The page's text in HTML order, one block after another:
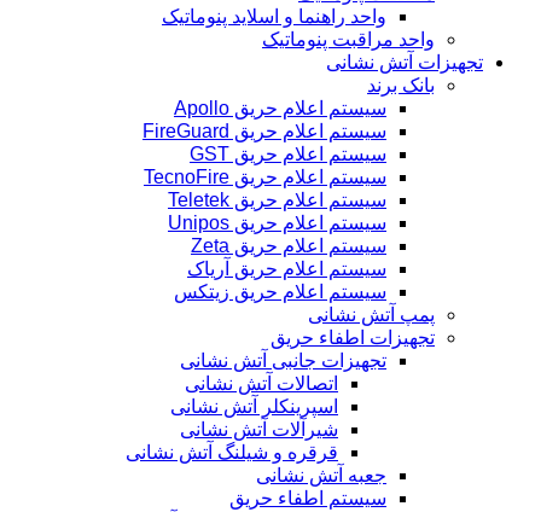
واحد راهنما و اسلاید پنوماتیک
واحد مراقبت پنوماتیک
تجهیزات آتش نشانی
بانک برند
سیستم اعلام حریق Apollo
سیستم اعلام حریق FireGuard
سیستم اعلام حریق GST
سیستم اعلام حریق TecnoFire
سیستم اعلام حریق Teletek
سیستم اعلام حریق Unipos
سیستم اعلام حریق Zeta
سیستم اعلام حریق آریاک
سیستم اعلام حریق زیتکس
پمپ آتش نشانی
تجهیزات اطفاء حریق
تجهیزات جانبی آتش نشانی
اتصالات آتش نشانی
اسپرینکلر آتش نشانی
شیرآلات آتش نشانی
قرقره و شیلنگ آتش نشانی
جعبه آتش نشانی
سیستم اطفاء حریق